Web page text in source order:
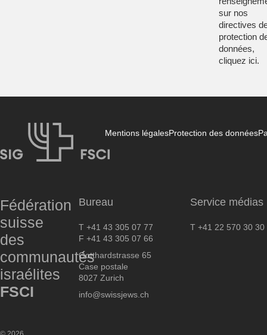
sur nos
directives
protection
données,
cliquez ici.
Mentions légalesProtection des données
Fédération
suisse
des
communautés
israélites
FSCI
Bureau
T +41 43 305 07 77
F +41 43 305 07 66
Gotthardstrasse 65
Case postale
8027 Zurich
info@swissjews.ch
Service médias
T +41 22 570 30 30